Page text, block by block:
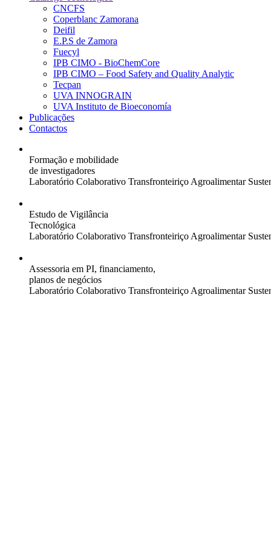
CNCFS
Coperblanc Zamorana
Deifil
E.P.S de Zamora
Fuecyl
IPB CIMO - BioChemCore
IPB CIMO – Food Safety and Quality Analytic
Tecpan
UVA INNOGRAIN
UVA Instituto de Bioeconomía
Publicações
Contactos
Formação e mobilidade
de investigadores
Laboratório Colaborativo Transfronteiriço Agroalimentar
Estudo de Vigilância
Tecnológica
Laboratório Colaborativo Transfronteiriço Agroalimentar
Assessoria em PI, financiamento,
planos de negócios
Laboratório Colaborativo Transfronteiriço Agroalimentar